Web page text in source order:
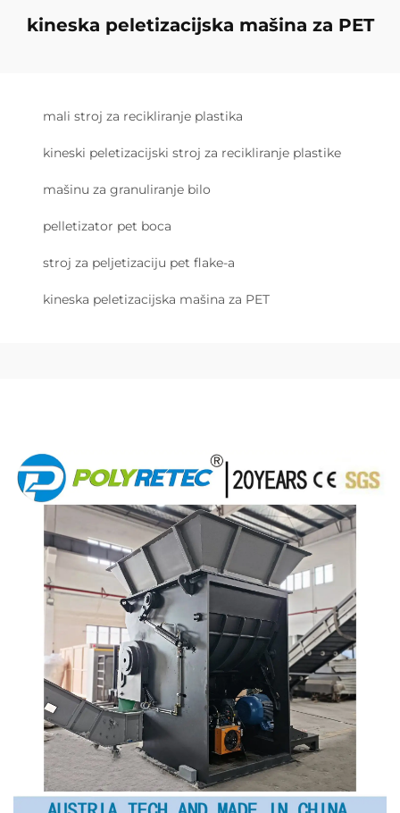
kineska peletizacijska mašina za PET
mali stroj za recikliranje plastika
kineski peletizacijski stroj za recikliranje plastike
mašinu za granuliranje bilo
pelletizator pet boca
stroj za peljetizaciju pet flake-a
kineska peletizacijska mašina za PET